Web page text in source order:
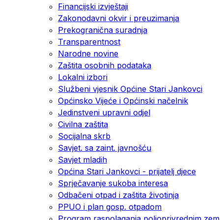
Financijski izvještaji
Zakonodavni okvir i preuzimanja
Prekogranična suradnja
Transparentnost
Narodne novine
Zaštita osobnih podataka
Lokalni izbori
Službeni vjesnik Općine Stari Jankovci
Općinsko Vijeće i Općinski načelnik
Jedinstveni upravni odjel
Civilna zaštita
Socijalna skrb
Savjet. sa zaint. javnošću
Savjet mladih
Općina Stari Jankovci - prijatelj djece
Sprječavanje sukoba interesa
Odbačeni otpad i zaštita životinja
PPUO i plan gosp. otpadom